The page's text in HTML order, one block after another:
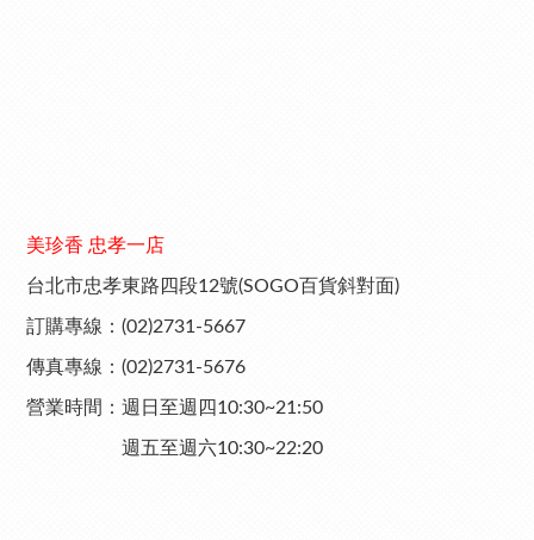
美珍香 忠孝一店
台北市忠孝東路四段12號(SOGO百貨斜對面)
訂購專線：(02)2731-5667
傳真專線：(02)2731-5676
營業時間：週日至週四10:30~21:50
週五至週六10:30~22:20